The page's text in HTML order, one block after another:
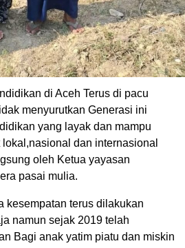
di Aceh Terus di pacu
menyurutkan Generasi ini
yang layak dan mampu
dan internasional
oleh Ketua yayasan
pasai mulia.
kesempatan terus dilakukan
namun sejak 2019 telah
Bagi anak yatim piatu dan miskin